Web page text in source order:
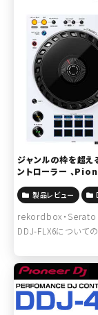
ジャンルの枠を超
ントローラー 、
製品レビュー
rekordbox・Serato
DDJ-FLX6について